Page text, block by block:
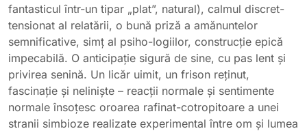
fantasticul într-un tipar „plat”, natural), calmul discret-
tensionat al relatării, o bună priză a amănuntelor
semnificative, simț al psiho-logiilor, construcție epică
impecabilă. O anticipație sigură de sine, cu pas lent și
privirea senină. Un licăr uimit, un frison reținut,
fascinație și neliniște – reacții normale și sentimente
normale însoțesc oroarea rafinat-cotropitoare a unei
stranii simbioze realizate experimental între om și lumea